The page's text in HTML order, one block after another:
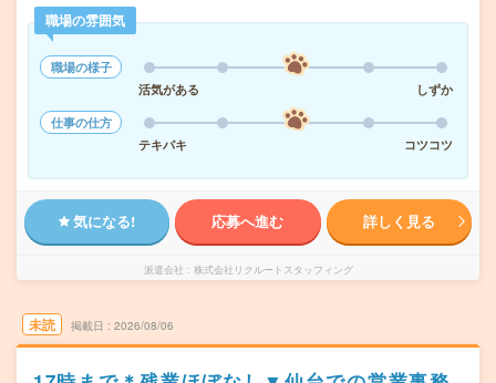
職場の雰囲気
職場の様子
活気がある
しずか
仕事の仕方
テキパキ
コツコツ
気になる! 応募へ進む 詳しく見る
派遣会社 株式会社リクルートスタッフィング
未読 掲載日 2026/08/06